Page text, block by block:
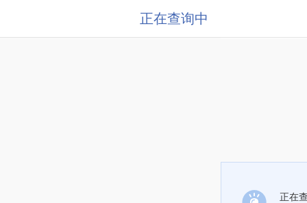
正在查询中
正在